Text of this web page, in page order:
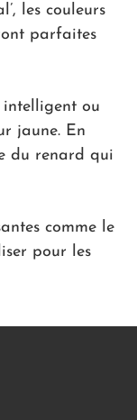
les couleurs
parfaites
intelligent ou
jaune. En
du renard qui
comme le
pour les